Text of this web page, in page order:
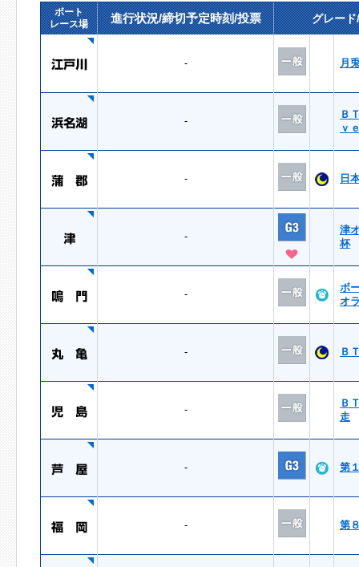
ボート
レース場
進行状況/締切予定時刻/投票 グレー
- 月
-
Ｂ
ｖ
- 日
-
津
杯
-
ボ
オ
- Ｂ
-
Ｂ
走
- 第
- 第